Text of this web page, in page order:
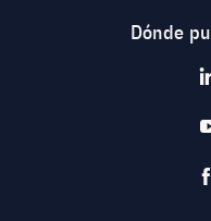
Dónde